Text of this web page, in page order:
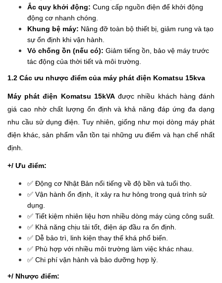
Ắc quy khởi động: Cung cấp nguồn điện để khởi động
động cơ nhanh chóng.
Khung bệ máy: Nâng đỡ toàn bộ thiết bị, giảm rung và tạo
sự ổn định khi vận hành.
Vỏ chống ồn (nếu có): Giảm tiếng ồn, bảo vệ máy trước
tác động của thời tiết và môi trường.
1.2 Các ưu nhược điểm của máy phát điện Komatsu 15kva
Máy phát điện Komatsu 15kVAđược nhiều khách hàng đánh
giá cao nhờ chất lượng ổn định và khả năng đáp ứng đa dạng
nhu cầu sử dụng điện. Tuy nhiên, giống như mọi dòng máy phát
điện khác, sản phẩm vẫn tồn tại những ưu điểm và hạn chế nhất
định.
+/ Ưu điểm:
✅ Động cơ Nhật Bản nổi tiếng về độ bền và tuổi thọ.
✅ Vận hành ổn định, ít xảy ra hư hỏng trong quá trình sử
dụng.
✅ Tiết kiệm nhiên liệu hơn nhiều dòng máy cùng công suất.
✅ Khả năng chịu tải tốt, điện áp đầu ra ổn định.
✅ Dễ bảo trì, linh kiện thay thế khá phổ biến.
✅ Phù hợp với nhiều môi trường làm việc khác nhau.
✅ Chi phí vận hành và bảo dưỡng hợp lý.
+/ Nhược điểm: